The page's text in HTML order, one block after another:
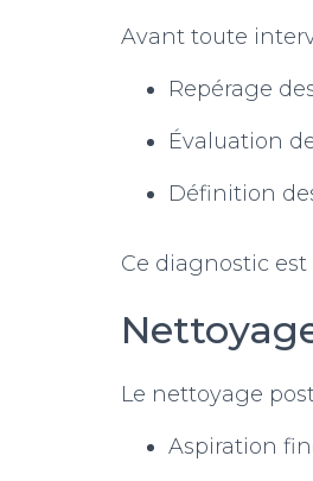
Avant toute
Repérage
Évaluation
Définition
Ce diagnostic
Le nettoyage
Aspiration